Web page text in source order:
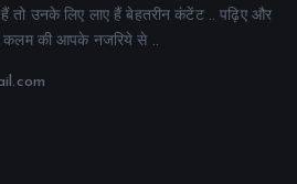
उनके लिए लाए हैं बेहतरीन कंटेंट .. पढ़िए और
कलम की आपके नजरिये से ..